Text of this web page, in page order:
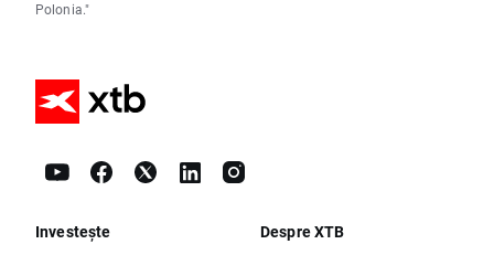
Polonia."
Investește Despre XTB